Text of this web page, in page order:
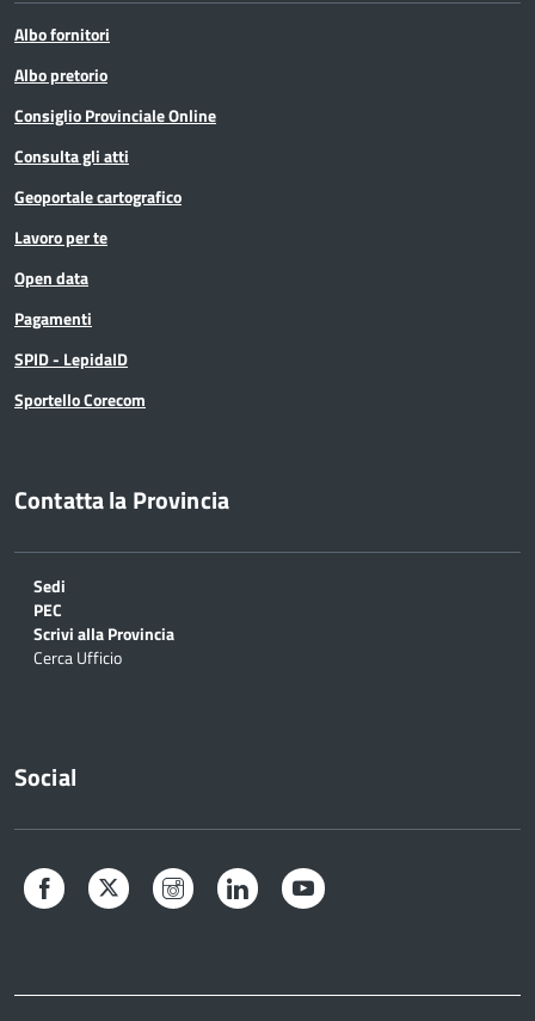
Albo fornitori
Albo pretorio
Consiglio Provinciale Online
Consulta gli atti
Geoportale cartografico
Lavoro per te
Open data
Pagamenti
SPID - LepidaID
Sportello Corecom
Contatta la Provincia
Sedi
PEC
Scrivi alla Provincia
Cerca Ufficio
Social
Facebook Twitter Instagram LinkedIn